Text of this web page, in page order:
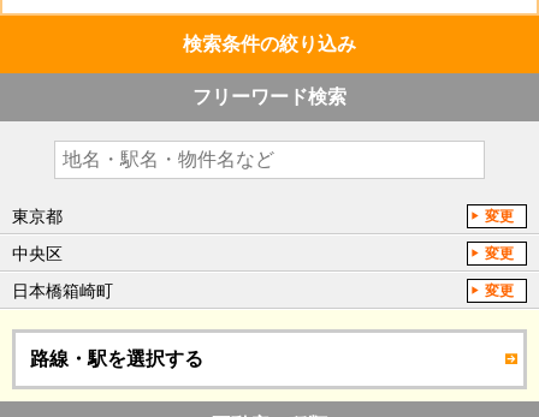
検索条件の絞り込み
フリーワード検索
東京都 変更
中央区 変更
日本橋箱崎町 変更
路線・駅を選択する